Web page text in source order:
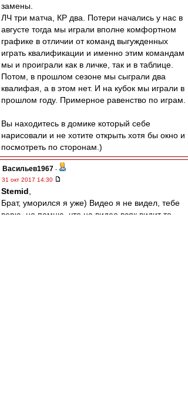
замены.
ЛЧ три матча, КР два. Потери начались у нас в
августе тогда мы играли вполне комфортном
графике в отличии от команд выгужденных
играть квалификации и именно этим командам
мы и проиграли как в личке, так и в таблице.
Потом, в прошлом сезоне мы сыграли два
квалифая, а в этом нет. И на кубок мы играли в
прошлом году. Примерное равенство по играм.
Вы находитесь в домике который себе
нарисовали и не хотите открыть хотя бы окно и
посмотреть по сторонам.)
Васильев1967 -
31 окт 2017 14:30
Stemid
Брат, уморился я уже) Видео я не видел, тебе
верю, но помню, что на видео всяк видит то,